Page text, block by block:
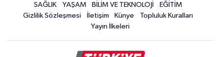
SAĞLIK
YAŞAM BİLİM VE TEKNOLOJİ
EĞİTİM
Gizlilik Sözleşmesi
İletişim Künye
Topluluk Kuralları
Yayın İlkeleri